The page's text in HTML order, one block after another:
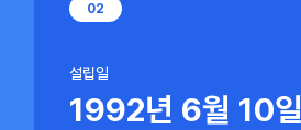
02
설립일
1992년 6월 10일